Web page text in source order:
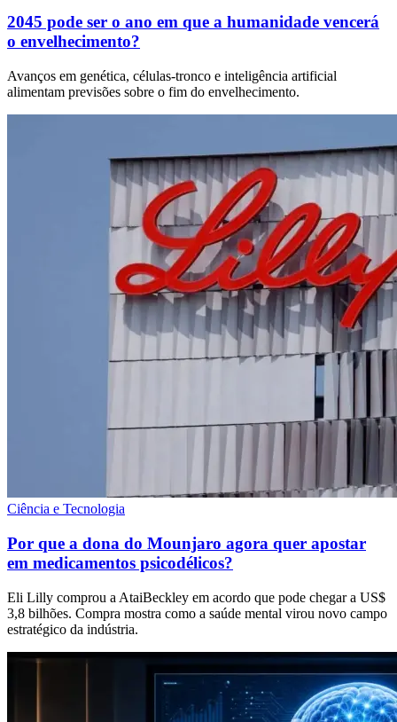
2045 pode ser o ano em que a humanidade vencerá
o envelhecimento?
Avanços em genética, células-tronco e inteligência artificial
alimentam previsões sobre o fim do envelhecimento.
Ciência e Tecnologia
Por que a dona do Mounjaro agora quer apostar
em medicamentos psicodélicos?
Eli Lilly comprou a AtaiBeckley em acordo que pode chegar a US$
3,8 bilhões. Compra mostra como a saúde mental virou novo campo
estratégico da indústria.